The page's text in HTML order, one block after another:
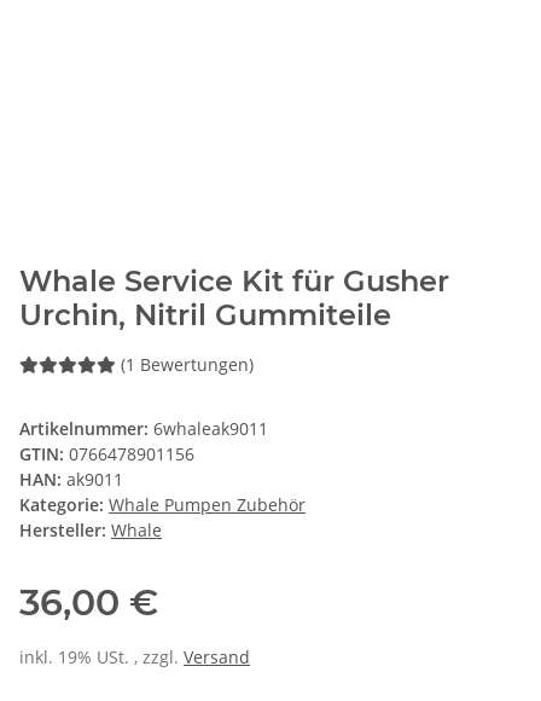
Whale Service Kit für Gusher
Urchin, Nitril Gummiteile
(1 Bewertungen)
Artikelnummer: 6whaleak9011
GTIN: 0766478901156
HAN: ak9011
Kategorie: Whale Pumpen Zubehör
Hersteller: Whale
36,00 €
inkl. 19% USt. , zzgl. Versand